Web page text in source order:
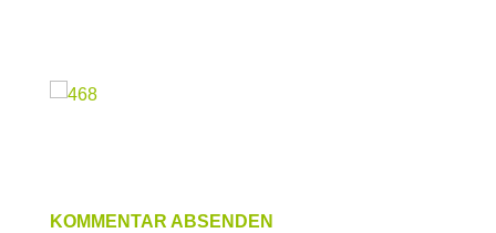
KOMMENTAR ABSENDEN